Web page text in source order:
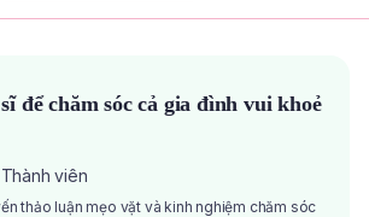
để chăm sóc cả gia đình vui khoẻ
Thành viên
thảo luận mẹo vặt và kinh nghiệm chăm sóc